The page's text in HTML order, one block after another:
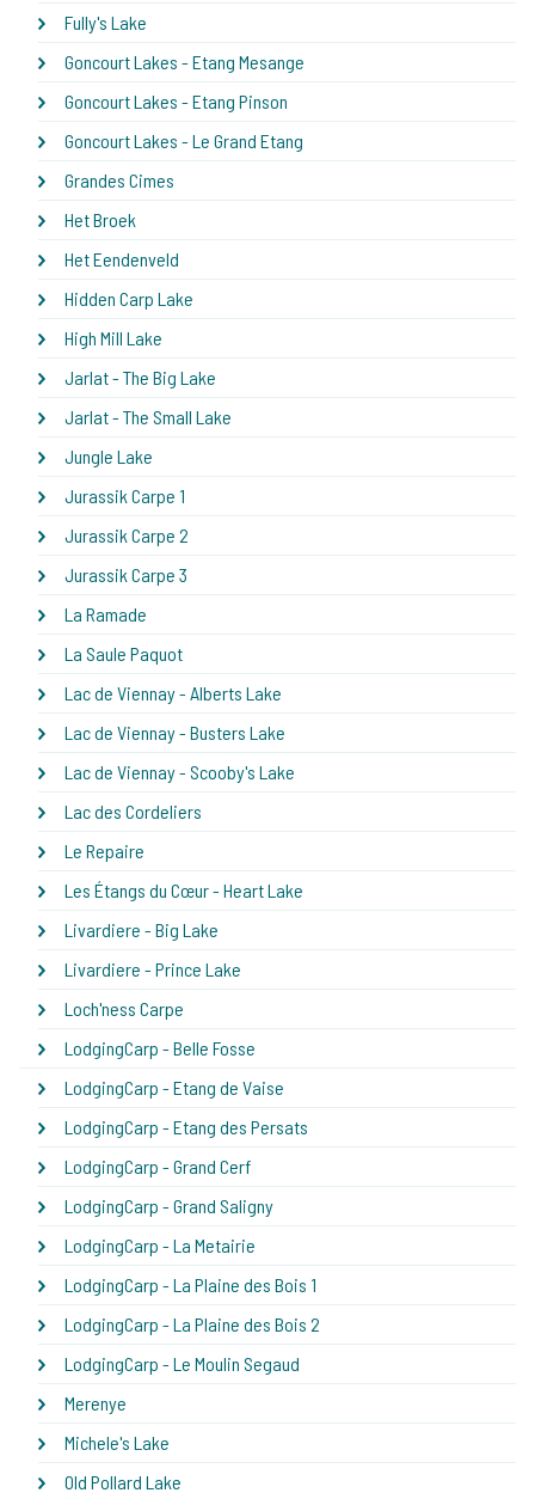
Fully's Lake
Goncourt Lakes - Etang Mesange
Goncourt Lakes - Etang Pinson
Goncourt Lakes - Le Grand Etang
Grandes Cimes
Het Broek
Het Eendenveld
Hidden Carp Lake
High Mill Lake
Jarlat - The Big Lake
Jarlat - The Small Lake
Jungle Lake
Jurassik Carpe 1
Jurassik Carpe 2
Jurassik Carpe 3
La Ramade
La Saule Paquot
Lac de Viennay - Alberts Lake
Lac de Viennay - Busters Lake
Lac de Viennay - Scooby's Lake
Lac des Cordeliers
Le Repaire
Les Étangs du Cœur - Heart Lake
Livardiere - Big Lake
Livardiere - Prince Lake
Loch'ness Carpe
LodgingCarp - Belle Fosse
LodgingCarp - Etang de Vaise
LodgingCarp - Etang des Persats
LodgingCarp - Grand Cerf
LodgingCarp - Grand Saligny
LodgingCarp - La Metairie
LodgingCarp - La Plaine des Bois 1
LodgingCarp - La Plaine des Bois 2
LodgingCarp - Le Moulin Segaud
Merenye
Michele's Lake
Old Pollard Lake